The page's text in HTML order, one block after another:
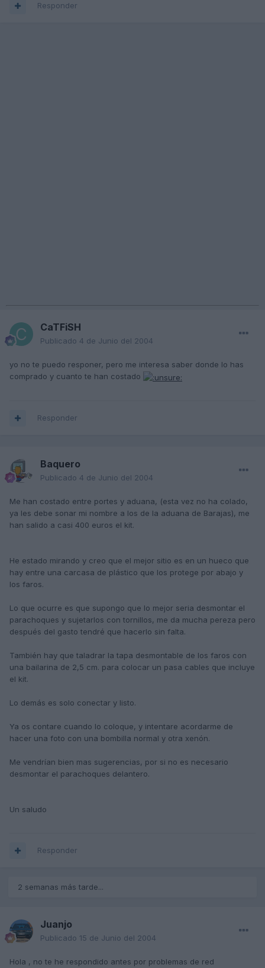
Responder
CaTFiSH
Publicado 4 de Junio del 2004
yo no te puedo responer, pero me interesa saber donde lo has
comprado y cuanto te han costado
Responder
Baquero
Publicado 4 de Junio del 2004
Me han costado entre portes y aduana, (esta vez no ha colado,
ya les debe sonar mi nombre a los de la aduana de Barajas), me
han salido a casi 400 euros el kit.
He estado mirando y creo que el mejor sitio es en un hueco que
hay entre una carcasa de plástico que los protege por abajo y
los faros.
Lo que ocurre es que supongo que lo mejor seria desmontar el
parachoques y sujetarlos con tornillos, me da mucha pereza pero
después del gasto tendré que hacerlo sin falta.
También hay que taladrar la tapa desmontable de los faros con
una bailarina de 2,5 cm. para colocar un pasa cables que incluye
el kit.
Lo demás es solo conectar y listo.
Ya os contare cuando lo coloque, y intentare acordarme de
hacer una foto con una bombilla normal y otra xenón.
Me vendrían bien mas sugerencias, por si no es necesario
desmontar el parachoques delantero.
Un saludo
Responder
2 semanas más tarde...
Juanjo
Publicado 15 de Junio del 2004
Hola , no te he respondido antes por problemas de red